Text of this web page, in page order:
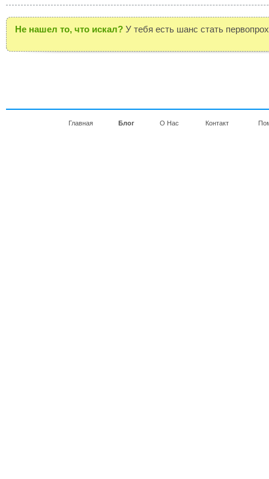
Не нашел то, что искал? У тебя есть шанс стать
Главная Блог О Нас Контакт